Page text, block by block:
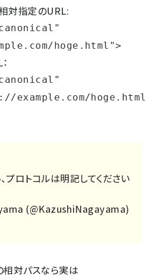
対指定のURL:
hoge.html">
example.com/hoge.html
プロトコルは明記してください
(@KazushiNagayama)
相対パスなら実は